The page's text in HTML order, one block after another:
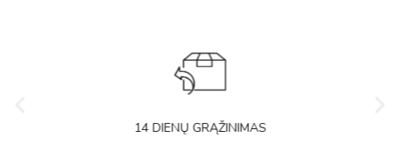
14 DIENŲ GRĄŽINIMAS